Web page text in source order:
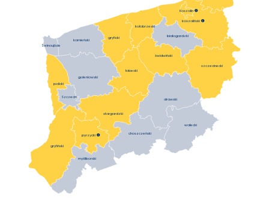
białogardzki
choszczeński
drawski
goleniowski
gryficki
gryfiński
kamieński
kołobrzeski
koszaliński 
myśliborski
policki
pyrzycki
stargardzki
szczecinecki
świdwiński
wałecki
łobeski
Koszalin
Szczecin
Świnoujście